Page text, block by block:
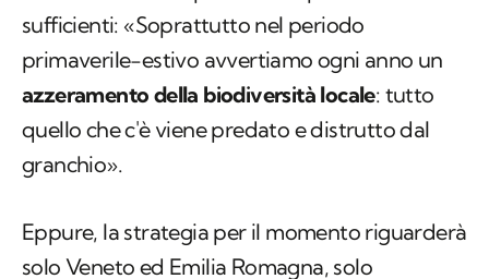
sufficienti: «Soprattutto nel periodo
primaverile-estivo avvertiamo ogni anno un
azzeramento della biodiversità locale: tutto
quello che c'è viene predato e distrutto dal
granchio».
Eppure, la strategia per il momento riguarderà
solo Veneto ed Emilia Romagna, solo